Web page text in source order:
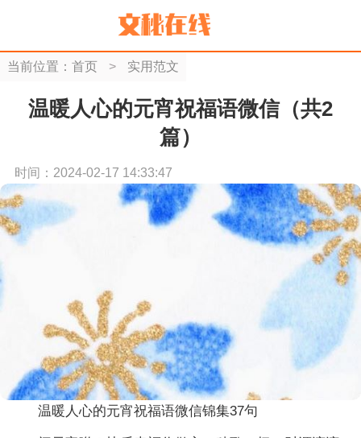
当前位置： 首页 > 实用范文
温暖人心的元宵祝福语微信（共2
篇）
时间：2024-02-17 14:33:47
温暖人心的元宵祝福语微信锦集37句